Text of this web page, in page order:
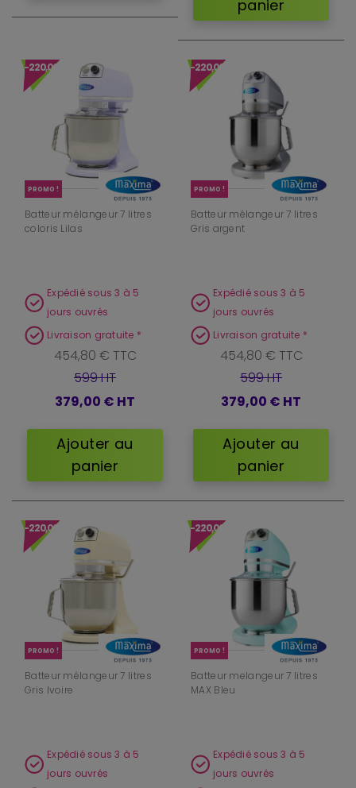
panier
-220,00 €
PROMO !
Batteur mélangeur 7 litres
coloris Lilas
Expédié sous 3 à 5
jours ouvrés
Livraison gratuite *
454,80 € TTC
599 HT
379,00 € HT
Ajouter au
panier
-220,00 €
PROMO !
Batteur mélangeur 7 litres
Gris argent
Expédié sous 3 à 5
jours ouvrés
Livraison gratuite *
454,80 € TTC
599 HT
379,00 € HT
Ajouter au
panier
-220,00 €
PROMO !
Batteur mélangeur 7 litres
Gris Ivoire
Expédié sous 3 à 5
jours ouvrés
-220,00 €
PROMO !
Batteur melangeur 7 litres
MAX Bleu
Expédié sous 3 à 5
jours ouvrés